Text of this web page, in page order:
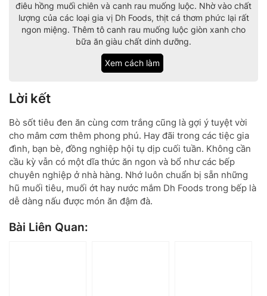
điêu hồng muối chiên và canh rau muống luộc. Nhờ vào chất
lượng của các loại gia vị Dh Foods, thịt cá thơm phức lại rất
ngon miệng. Thêm tô canh rau muống luộc giòn xanh cho
bữa ăn giàu chất dinh dưỡng.
Xem cách làm
Lời kết
Bò sốt tiêu đen ăn cùng cơm trắng cũng là gợi ý tuyệt vời
cho mâm cơm thêm phong phú. Hay đãi trong các tiệc gia
đình, bạn bè, đồng nghiệp hội tụ dịp cuối tuần. Không cần
cầu kỳ vẫn có một dĩa thức ăn ngon và bổ như các bếp
chuyên nghiệp ở nhà hàng. Nhớ luôn chuẩn bị sẵn những
hũ muối tiêu, muối ớt hay nước mắm Dh Foods trong bếp là
dễ dàng nấu được món ăn đậm đà.
Bài Liên Quan: